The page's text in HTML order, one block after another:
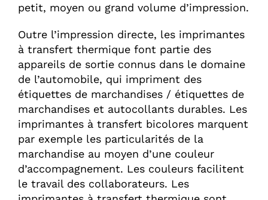
petit, moyen ou grand volume d’impression.
Outre l’impression directe, les imprimantes
à transfert thermique font partie des
appareils de sortie connus dans le domaine
de l’automobile, qui impriment des
étiquettes de marchandises / étiquettes de
marchandises et autocollants durables. Les
imprimantes à transfert bicolores marquent
par exemple les particularités de la
marchandise au moyen d’une couleur
d’accompagnement. Les couleurs facilitent
le travail des collaborateurs. Les